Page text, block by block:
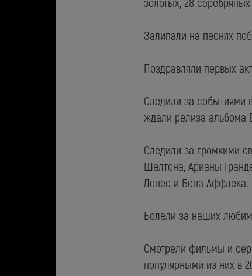
Залипали на песнях
Поздравляли первых
Следили за событиями
ждали релиза альбома
Следили за громкими
Шелтона, Арианы
Лопес и Бена Аффлека.
Болели за наших
Смотрели фильмы и
популярными из них в